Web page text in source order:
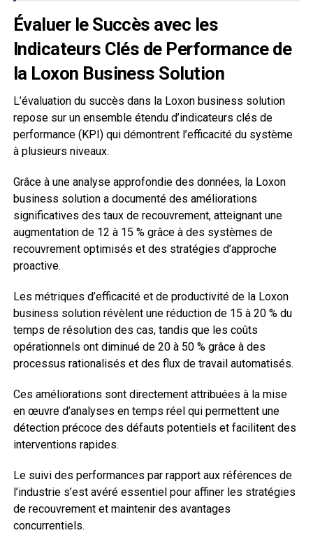
Évaluer le Succès avec les
Indicateurs Clés de Performance de
la Loxon Business Solution
L’évaluation du succès dans la Loxon business solution
repose sur un ensemble étendu d’indicateurs clés de
performance (KPI) qui démontrent l’efficacité du système
à plusieurs niveaux.
Grâce à une analyse approfondie des données, la Loxon
business solution a documenté des améliorations
significatives des taux de recouvrement, atteignant une
augmentation de 12 à 15 % grâce à des systèmes de
recouvrement optimisés et des stratégies d’approche
proactive.
Les métriques d’efficacité et de productivité de la Loxon
business solution révèlent une réduction de 15 à 20 % du
temps de résolution des cas, tandis que les coûts
opérationnels ont diminué de 20 à 50 % grâce à des
processus rationalisés et des flux de travail automatisés.
Ces améliorations sont directement attribuées à la mise
en œuvre d’analyses en temps réel qui permettent une
détection précoce des défauts potentiels et facilitent des
interventions rapides.
Le suivi des performances par rapport aux références de
l’industrie s’est avéré essentiel pour affiner les stratégies
de recouvrement et maintenir des avantages
concurrentiels.